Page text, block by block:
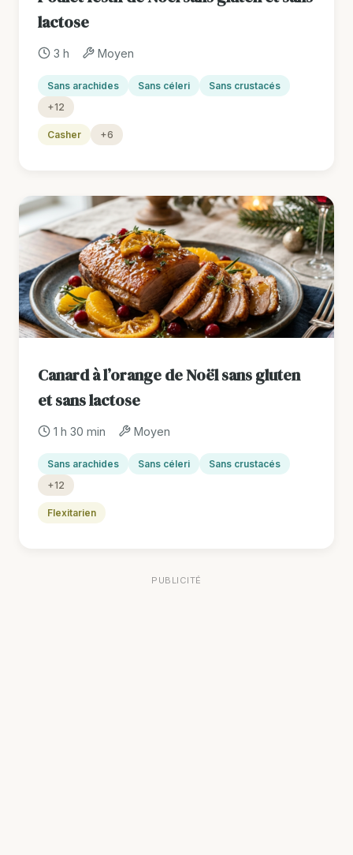
lactose
3 h Moyen
Sans arachides Sans céleri
Sans crustacés
+12
Casher +6
Canard à l’orange de Noël sans gluten
et sans lactose
1 h 30 min Moyen
Sans arachides Sans céleri
Sans crustacés
+12
Flexitarien
PUBLICITÉ